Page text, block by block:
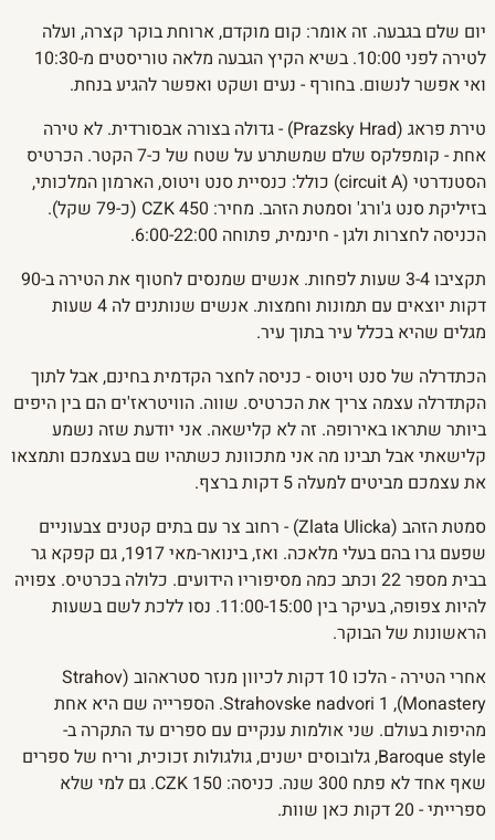
יום שלם בגבעה. זה אומר: קום מוקדם, ארוחת בוקר קצרה, ועלה
לטירה לפני 10:00. בשיא הקיץ הגבעה מלאה טוריסטים מ-10:30
ואי אפשר לנשום. בחורף - נעים ושקט ואפשר להגיע בנחת.
טירת פראג (Prazsky Hrad) - גדולה בצורה אבסורדית. לא טירה
אחת - קומפלקס שלם שמשתרע על שטח של כ-7 הקטר. הכרטיס
הסטנדרטי (circuit A) כולל: כנסיית סנט ויטוס, הארמון המלכותי,
בזיליקת סנט ג'ורג' וסמטת הזהב. מחיר: 450 CZK (כ-79 שקל).
הכניסה לחצרות ולגן - חינמית, פתוחה 6:00-22:00.
תקציבו 3-4 שעות לפחות. אנשים שמנסים לחטוף את הטירה ב-90
דקות יוצאים עם תמונות וחמצות. אנשים שנותנים לה 4 שעות
מגלים שהיא בכלל עיר בתוך עיר.
הכתדרלה של סנט ויטוס - כניסה לחצר הקדמית בחינם, אבל לתוך
הקתדרלה עצמה צריך את הכרטיס. שווה. הוויטראז'ים הם בין היפים
ביותר שתראו באירופה. זה לא קלישאה. אני יודעת שזה נשמע
קלישאתי אבל תבינו מה אני מתכוונת כשתהיו שם בעצמכם ותמצאו
את עצמכם מביטים למעלה 5 דקות ברצף.
סמטת הזהב (Zlata Ulicka) - רחוב צר עם בתים קטנים צבעוניים
שפעם גרו בהם בעלי מלאכה. ואז, בינואר-מאי 1917, גם קפקא גר
בבית מספר 22 וכתב כמה מסיפוריו הידועים. כלולה בכרטיס. צפויה
להיות צפופה, בעיקר בין 11:00-15:00. נסו ללכת לשם בשעות
הראשונות של הבוקר.
אחרי הטירה - הלכו 10 דקות לכיוון מנזר סטראהוב (Strahov
Monastery), Strahovske nadvori 1. הספרייה שם היא אחת
מהיפות בעולם. שני אולמות ענקיים עם ספרים עד התקרה ב-
Baroque style, גלובוסים ישנים, גולגולות זכוכית, וריח של ספרים
שאף אחד לא פתח 300 שנה. כניסה: 150 CZK. גם למי שלא
ספרייתי - 20 דקות כאן שוות.